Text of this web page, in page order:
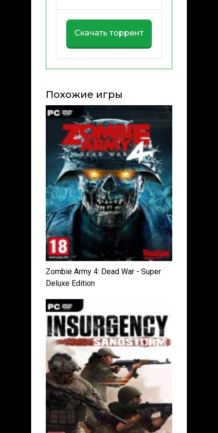
Скачать торрент
Похожие игры
Zombie Army 4: Dead War - Super
Deluxe Edition